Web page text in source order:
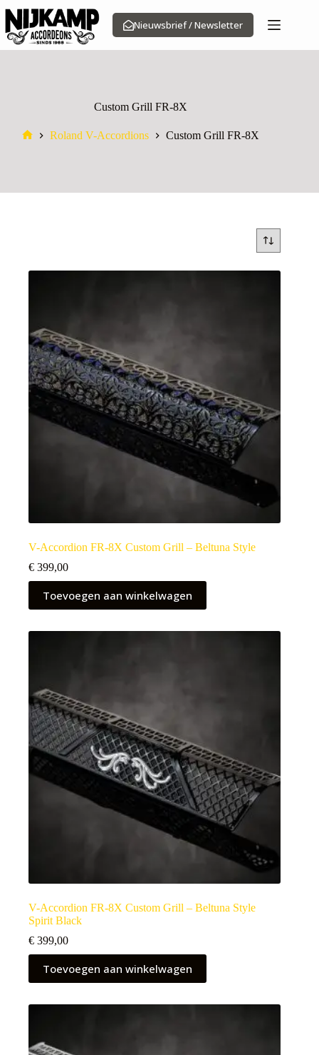
naar
de
inhoud
Nieuwsbrief / Newsletter
Custom Grill FR-8X
Roland V-Accordions Custom Grill FR-8X
V-Accordion FR-8X Custom Grill – Beltuna Style
€ 399,00
Toevoegen aan winkelwagen
V-Accordion FR-8X Custom Grill – Beltuna Style
Spirit Black
€ 399,00
Toevoegen aan winkelwagen